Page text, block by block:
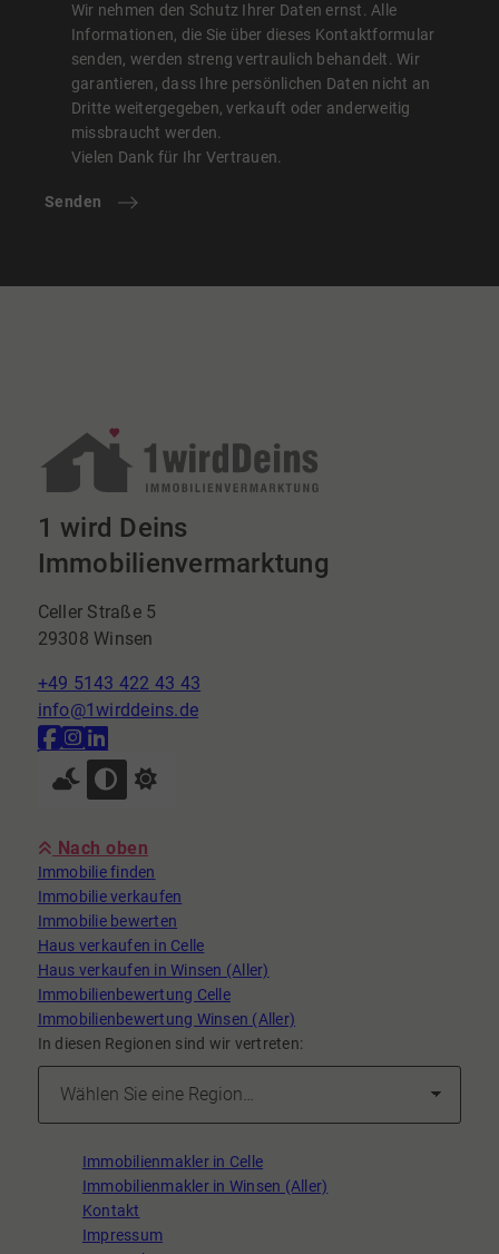
Wir nehmen den Schutz Ihrer Daten ernst. Alle
Informationen, die Sie über dieses Kontaktformular
senden, werden streng vertraulich behandelt. Wir
garantieren, dass Ihre persönlichen Daten nicht an
Dritte weitergegeben, verkauft oder anderweitig
missbraucht werden.
Vielen Dank für Ihr Vertrauen.
Senden
1 wird Deins
Immobilienvermarktung
Celler Straße 5
29308 Winsen
+49 5143 422 43 43
info@1wirddeins.de
In diesen Regionen sind wir vertreten:
Nach oben
Immobilie finden
Immobilie verkaufen
Immobilie bewerten
Haus verkaufen in Celle
Haus verkaufen in Winsen (Aller)
Immobilienbewertung Celle
Immobilienbewertung Winsen (Aller)
Immobilienmakler in Celle
Immobilienmakler in Winsen (Aller)
Kontakt
Impressum